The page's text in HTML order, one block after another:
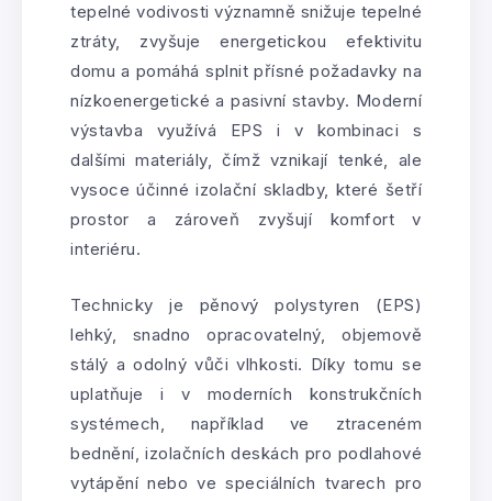
tepelné vodivosti významně snižuje tepelné
ztráty, zvyšuje energetickou efektivitu
domu a pomáhá splnit přísné požadavky na
nízkoenergetické a pasivní stavby. Moderní
výstavba využívá EPS i v kombinaci s
dalšími materiály, čímž vznikají tenké, ale
vysoce účinné izolační skladby, které šetří
prostor a zároveň zvyšují komfort v
interiéru.
Technicky je pěnový polystyren (EPS)
lehký, snadno opracovatelný, objemově
stálý a odolný vůči vlhkosti. Díky tomu se
uplatňuje i v moderních konstrukčních
systémech, například ve ztraceném
bednění, izolačních deskách pro podlahové
vytápění nebo ve speciálních tvarech pro